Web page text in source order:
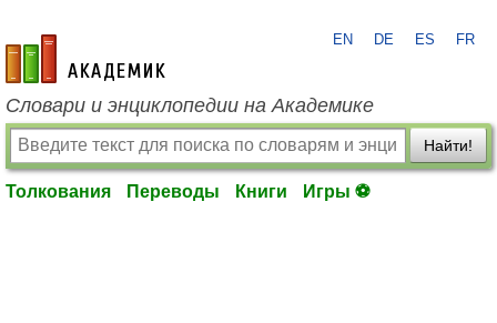
academic.ru
EN DE ES FR
Словари и энциклопедии на Академике
Найти!
Толкования Переводы Книги Игры ⚽